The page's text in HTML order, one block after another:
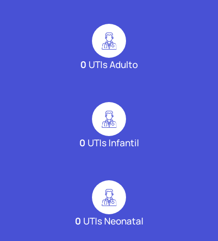
0 UTIs Adulto
0 UTIs Infantil
0 UTIs Neonatal